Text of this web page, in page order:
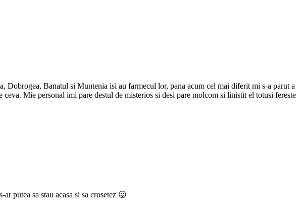
Banatul si Muntenia isi au farmecul lor, pana acum cel mai diferit mi s-a parut a
Mie personal imi pare destul de misterios si desi pare molcom si linistit el totusi fereste
putea sa stau acasa si sa crosetez 😛